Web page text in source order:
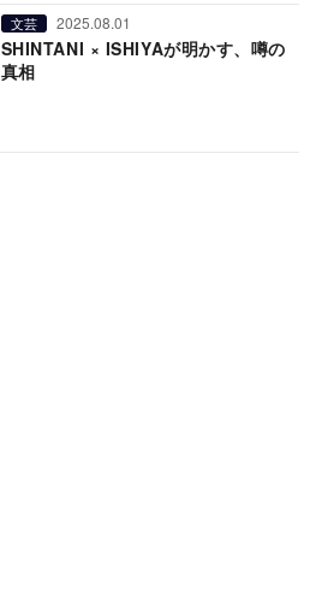
文芸 2025.08.01
SHINTANI × ISHIYAが明かす、噂の
真相